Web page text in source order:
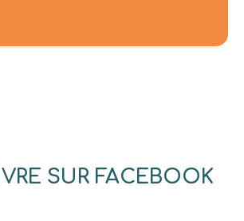
SUR FACEBOOK